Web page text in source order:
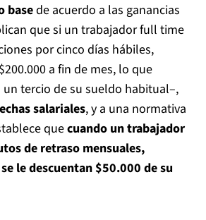
basede acuerdo a las ganancias
que si un trabajador full time
por cinco días hábiles,
a fin de mes, lo que
tercio de su sueldo habitual–,
salariales, y a una normativa
quecuando un trabajador
de retraso mensuales,
le descuentan $50.000 de su